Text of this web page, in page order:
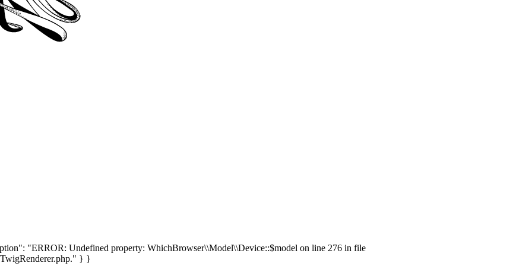
"ERROR: Undefined property: WhichBrowser\\Model\\Device::$model on line 276 in file
} }